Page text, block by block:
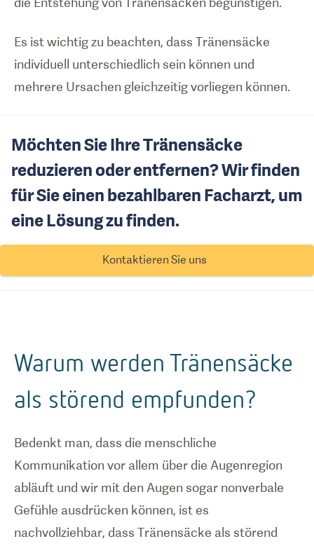
Es ist wichtig zu beachten, dass Tränensäcke
individuell unterschiedlich sein können und
mehrere Ursachen gleichzeitig vorliegen können.
Möchten Sie Ihre Tränensäcke
reduzieren oder entfernen? Wir finden
für Sie einen bezahlbaren Facharzt, um
eine Lösung zu finden.
Kontaktieren Sie uns
Warum werden Tränensäcke
als störend empfunden?
Bedenkt man, dass die menschliche
Kommunikation vor allem über die Augenregion
abläuft und wir mit den Augen sogar nonverbale
Gefühle ausdrücken können, ist es
nachvollziehbar, dass Tränensäcke als störend